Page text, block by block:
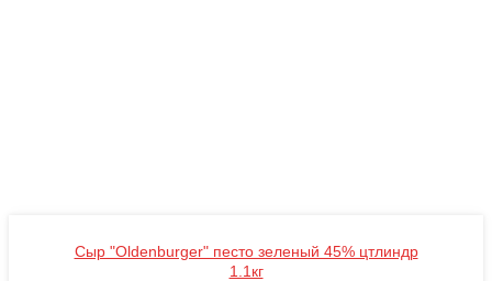
Сыр "Oldenburger" песто зеленый 45% цтлиндр
1.1кг